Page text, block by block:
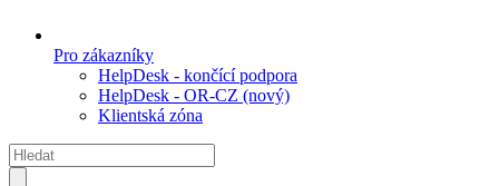
Pro zákazníky
HelpDesk - končící podpora
HelpDesk - OR-CZ (nový)
Klientská zóna